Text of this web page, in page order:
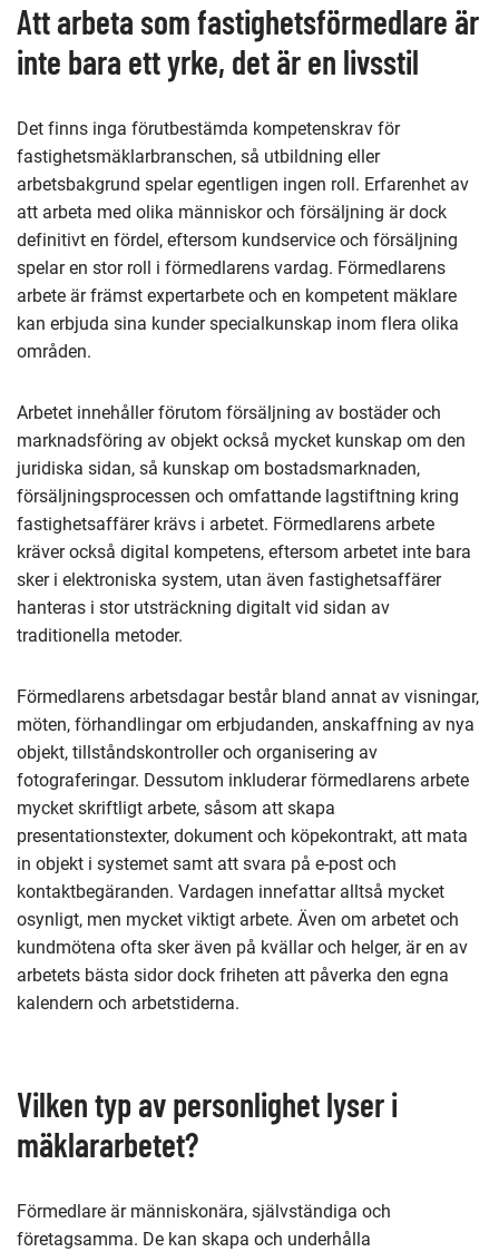
Att arbeta som fastighetsförmedlare är
inte bara ett yrke, det är en livsstil
Det finns inga förutbestämda kompetenskrav för
fastighetsmäklarbranschen, så utbildning eller
arbetsbakgrund spelar egentligen ingen roll. Erfarenhet av
att arbeta med olika människor och försäljning är dock
definitivt en fördel, eftersom kundservice och försäljning
spelar en stor roll i förmedlarens vardag. Förmedlarens
arbete är främst expertarbete och en kompetent mäklare
kan erbjuda sina kunder specialkunskap inom flera olika
områden.
Arbetet innehåller förutom försäljning av bostäder och
marknadsföring av objekt också mycket kunskap om den
juridiska sidan, så kunskap om bostadsmarknaden,
försäljningsprocessen och omfattande lagstiftning kring
fastighetsaffärer krävs i arbetet. Förmedlarens arbete
kräver också digital kompetens, eftersom arbetet inte bara
sker i elektroniska system, utan även fastighetsaffärer
hanteras i stor utsträckning digitalt vid sidan av
traditionella metoder.
Förmedlarens arbetsdagar består bland annat av visningar,
möten, förhandlingar om erbjudanden, anskaffning av nya
objekt, tillståndskontroller och organisering av
fotograferingar. Dessutom inkluderar förmedlarens arbete
mycket skriftligt arbete, såsom att skapa
presentationstexter, dokument och köpekontrakt, att mata
in objekt i systemet samt att svara på e-post och
kontaktbegäranden. Vardagen innefattar alltså mycket
osynligt, men mycket viktigt arbete. Även om arbetet och
kundmötena ofta sker även på kvällar och helger, är en av
arbetets bästa sidor dock friheten att påverka den egna
kalendern och arbetstiderna.
Vilken typ av personlighet lyser i
mäklararbetet?
Förmedlare är människonära, självständiga och
företagsamma. De kan skapa och underhålla